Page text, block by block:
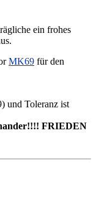
ein frohes
MK69 für den
und Toleranz ist
FRIEDEN